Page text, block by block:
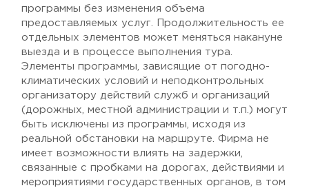
программы без изменения объема
предоставляемых услуг. Продолжительность ее
отдельных элементов может меняться накануне
выезда и в процессе выполнения тура.
Элементы программы, зависящие от погодно-
климатических условий и неподконтрольных
организатору действий служб и организаций
(дорожных, местной администрации и т.п.) могут
быть исключены из программы, исходя из
реальной обстановки на маршруте. Фирма не
имеет возможности влиять на задержки,
связанные с пробками на дорогах, действиями и
мероприятиями государственных органов, в том